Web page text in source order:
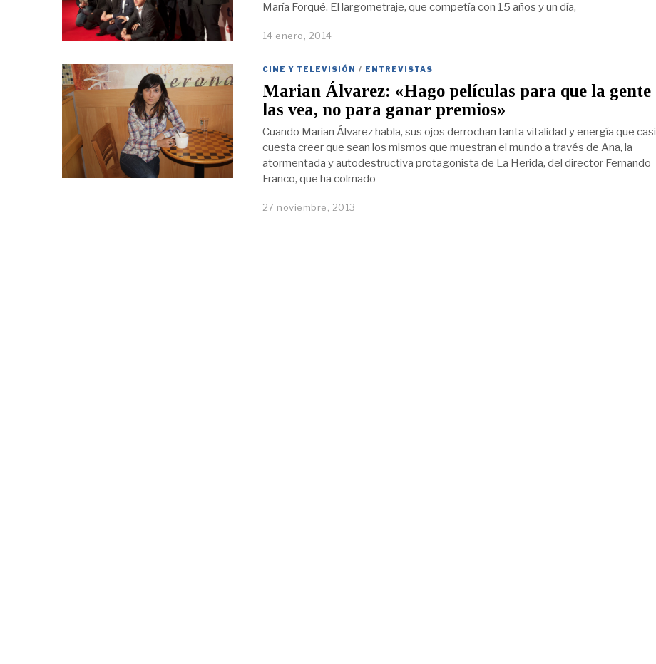
María Forqué. El largometraje, que competía con 15 años y un día,
14 enero, 2014
CINE Y TELEVISIÓN / ENTREVISTAS
Marian Álvarez: «Hago películas para que la gente
las vea, no para ganar premios»
Cuando Marian Álvarez habla, sus ojos derrochan tanta vitalidad y energía que casi
cuesta creer que sean los mismos que muestran el mundo a través de Ana, la
atormentada y autodestructiva protagonista de La Herida, del director Fernando
Franco, que ha colmado
27 noviembre, 2013